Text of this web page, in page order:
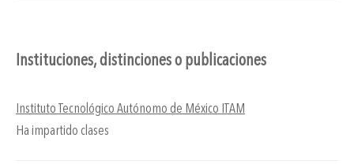
Instituciones, distinciones o publicaciones
Instituto Tecnológico Autónomo de México ITAM
Ha impartido clases